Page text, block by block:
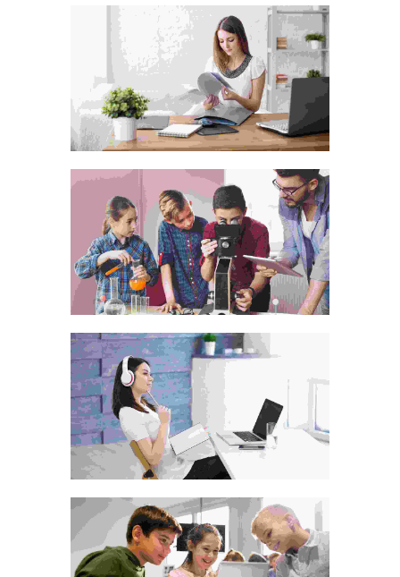
Aliquam ut dictum sapien
Photography
Sweet candies for kids
Photography
Animated-video-style
Logo Design
Old style alarm clock